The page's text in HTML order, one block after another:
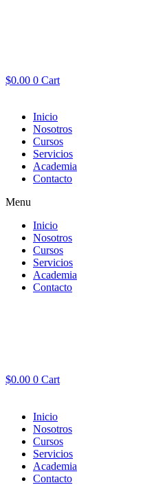
$0.00 0 Cart
Inicio
Nosotros
Cursos
Servicios
Academia
Contacto
Menu
Inicio
Nosotros
Cursos
Servicios
Academia
Contacto
$0.00 0 Cart
Inicio
Nosotros
Cursos
Servicios
Academia
Contacto